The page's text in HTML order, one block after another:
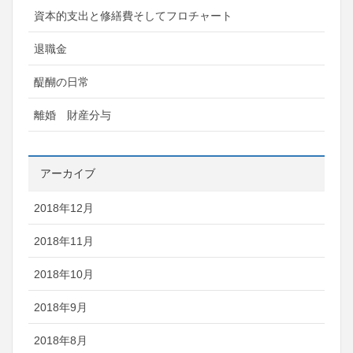
資本的支出と修繕費そしてフロチャート
退職金
醍醐の日常
離婚 財産分与
アーカイブ
2018年12月
2018年11月
2018年10月
2018年9月
2018年8月